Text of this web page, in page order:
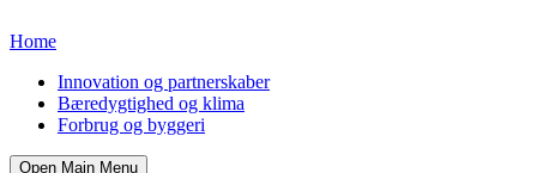
Home
Innovation og partnerskaber
Bæredygtighed og klima
Forbrug og byggeri
Open Main Menu